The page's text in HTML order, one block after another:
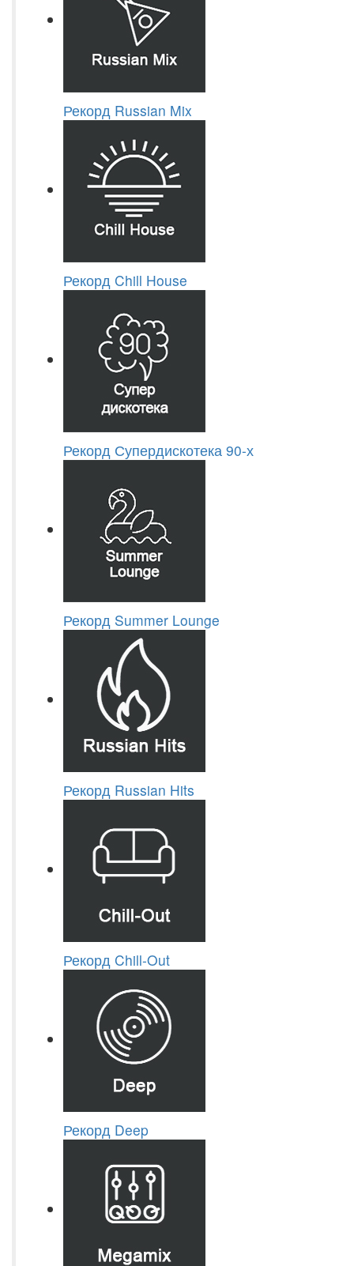
Рекорд Russian Mix
Рекорд Chill House
Рекорд Супердискотека 90-х
Рекорд Summer Lounge
Рекорд Russian Hits
Рекорд Chill-Out
Рекорд Deep